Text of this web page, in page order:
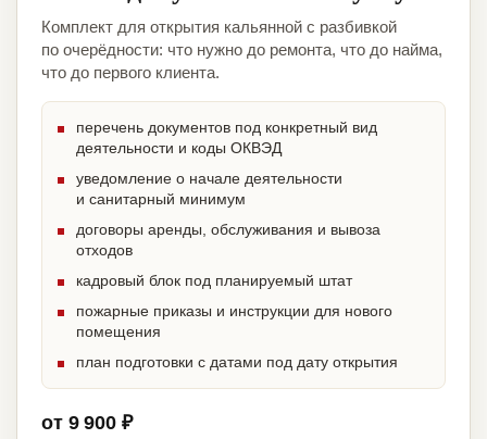
Комплект для открытия кальянной с разбивкой
по очерёдности: что нужно до ремонта, что до найма,
что до первого клиента.
перечень документов под конкретный вид
деятельности и коды ОКВЭД
уведомление о начале деятельности
и санитарный минимум
договоры аренды, обслуживания и вывоза
отходов
кадровый блок под планируемый штат
пожарные приказы и инструкции для нового
помещения
план подготовки с датами под дату открытия
от 9 900 ₽